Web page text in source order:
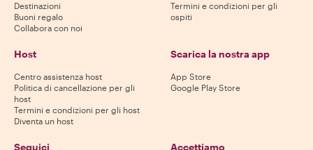
Destinazioni
Buoni regalo
Collabora con noi
Termini e condizioni per gli
ospiti
Host
Centro assistenza host
Politica di cancellazione per gli
host
Termini e condizioni per gli host
Diventa un host
Scarica la nostra app
App Store
Google Play Store
Seguici Accettiamo